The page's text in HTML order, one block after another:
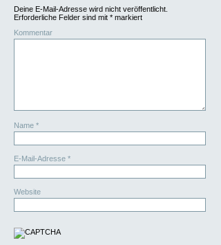
Deine E-Mail-Adresse wird nicht veröffentlicht.
Erforderliche Felder sind mit * markiert
Kommentar
Name *
E-Mail-Adresse *
Website